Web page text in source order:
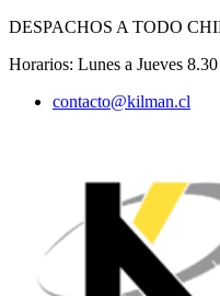
Ir
contenido
DESPACHOS A TODO
Horarios: Lunes a Jueves
contacto@kilman.cl